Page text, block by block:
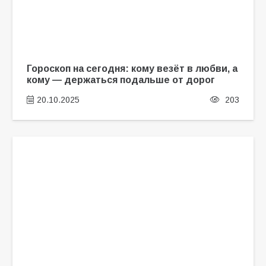
Гороскоп на сегодня: кому везёт в любви, а
кому — держаться подальше от дорог
20.10.2025 203